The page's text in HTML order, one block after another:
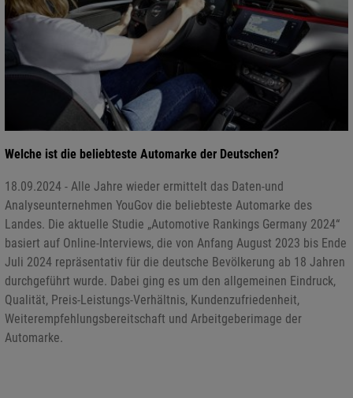
Welche ist die beliebteste Automarke der Deutschen?
18.09.2024 - Alle Jahre wieder ermittelt das Daten-und
Analyseunternehmen YouGov die beliebteste Automarke des
Landes. Die aktuelle Studie „Automotive Rankings Germany 2024“
basiert auf Online-Interviews, die von Anfang August 2023 bis Ende
Juli 2024 repräsentativ für die deutsche Bevölkerung ab 18 Jahren
durchgeführt wurde. Dabei ging es um den allgemeinen Eindruck,
Qualität, Preis-Leistungs-Verhältnis, Kundenzufriedenheit,
Weiterempfehlungsbereitschaft und Arbeitgeberimage der
Automarke.